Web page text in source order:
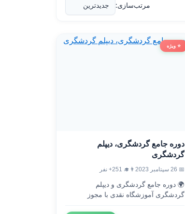
مرتب‌سازی:
⭐ ویژه
دوره جامع گردشگری، دیپلم
گردشگری
📅 26 سپتامبر 2023 👨‍🎓 251+ نفر
🌍 دوره جامع گردشگری و دیپلم
گردشگری آموزشگاه نقدی با مجوز